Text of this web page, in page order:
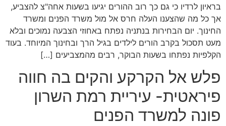
בראיון לרדיו כי גם כך רוב ההורים יגיעו בשעות אחה"צ להצביע,
אך כל מה שהצענו העלה חרס אל מול משרד הפנים ומשרד
החינוך. יום הבחירות בנתניה נפתח באחוזי הצבעה נמוכים ובלא
מעט תסכול בקרב הורים לילדים בגיל הרך ובחינוך המיוחד. בעוד
הקלפיות נפתחו בשעות הבוקר, רבים מהמצביעים […]
פלש אל הקרקע והקים בה חווה
פיראטית- עיריית רמת השרון
פונה למשרד הפנים